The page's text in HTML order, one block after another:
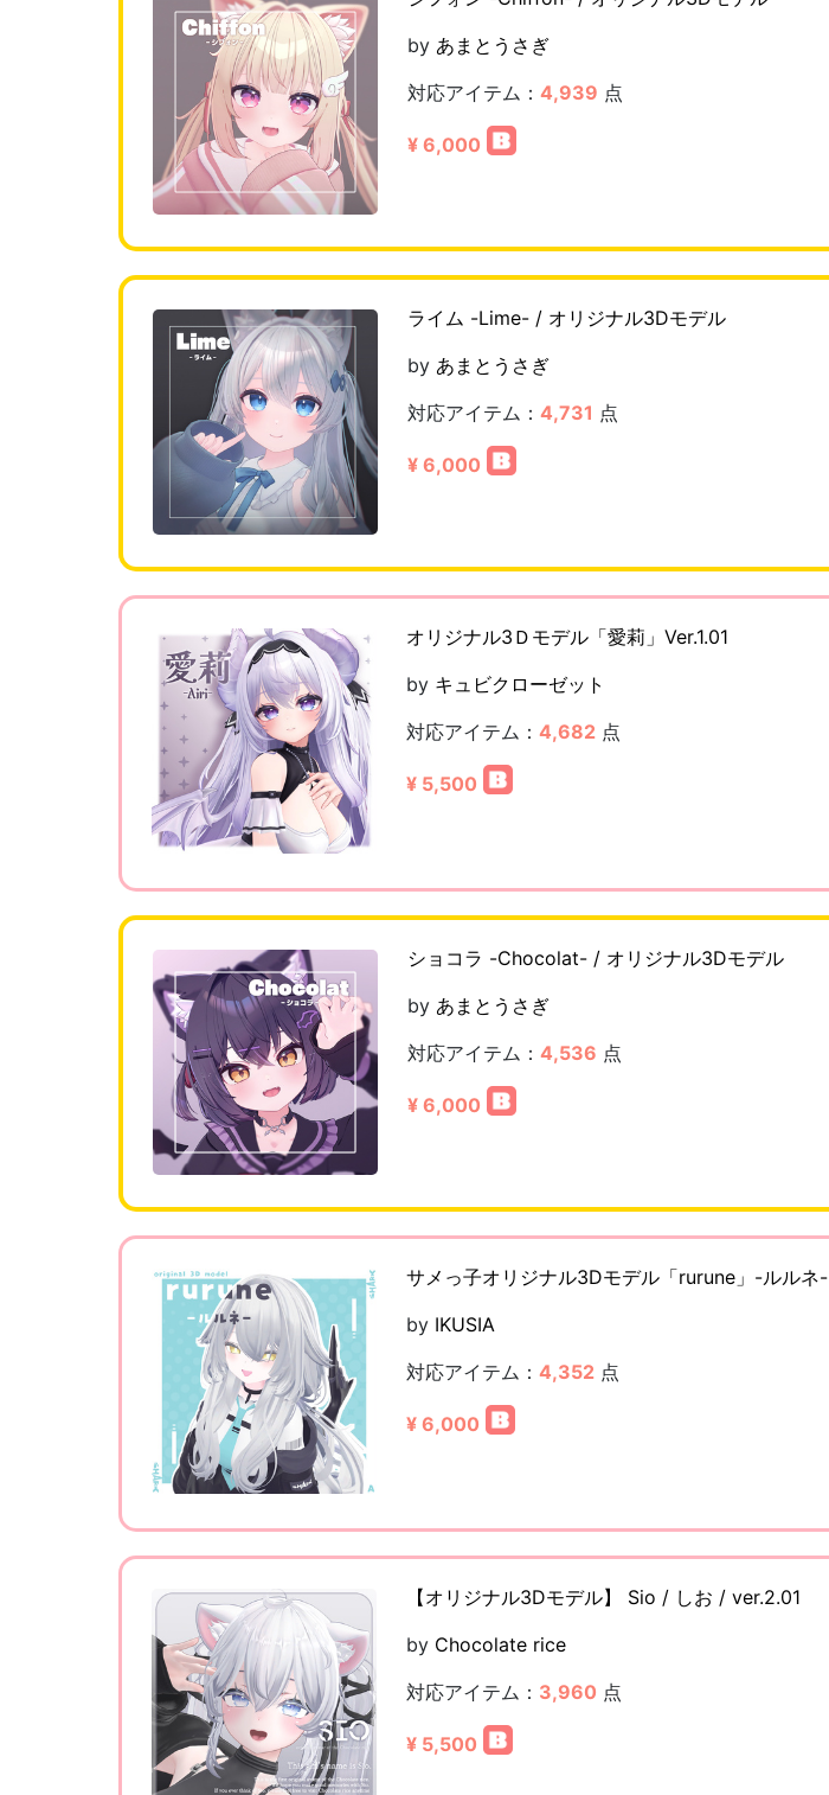
by あまとうさぎ
対応アイテム： 4,939 点
¥ 6,000
ライム -Lime- / オリジナル3Dモデル
by あまとうさぎ
対応アイテム： 4,731 点
¥ 6,000
オリジナル3Ｄモデル「愛莉」Ver.1.01
by キュビクローゼット
対応アイテム： 4,682 点
¥ 5,500
ショコラ -Chocolat- / オリジナル3Dモデル
by あまとうさぎ
対応アイテム： 4,536 点
¥ 6,000
サメっ子オリジナル3Dモデル「rurune」-ルルネ-
by IKUSIA
対応アイテム： 4,352 点
¥ 6,000
【オリジナル3Dモデル】 Sio / しお / ver.2.01
by Chocolate rice
対応アイテム： 3,960 点
¥ 5,500